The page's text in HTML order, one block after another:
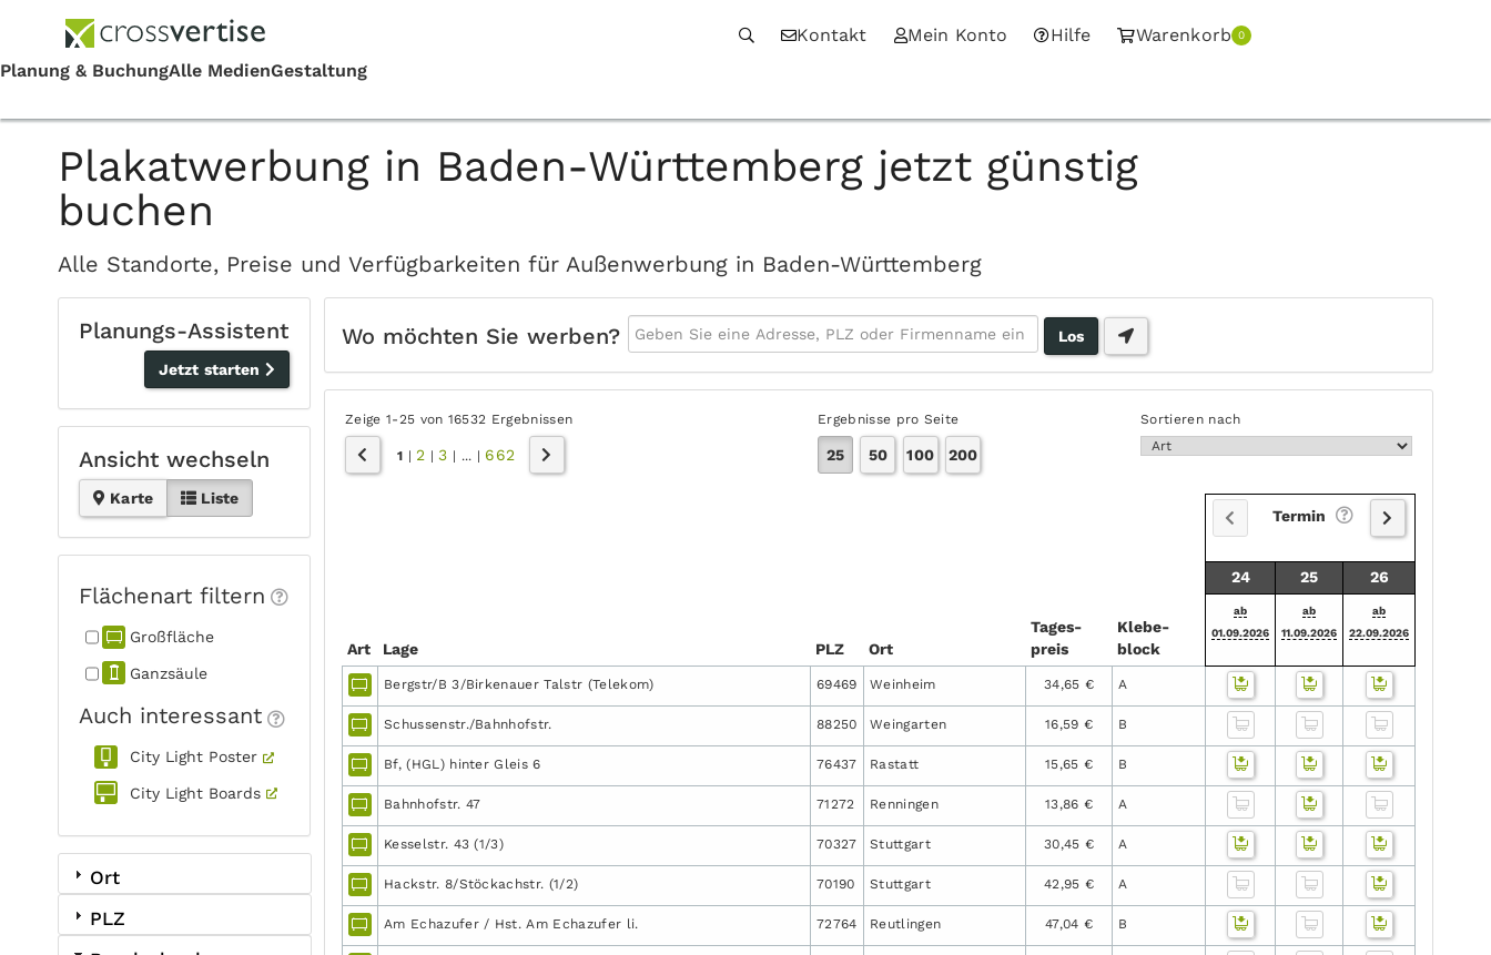
Kontakt Mein Konto Hilfe Warenkorb 0
Plakatwerbung in Baden-Württemberg jetzt günstig
buchen
Alle Standorte, Preise und Verfügbarkeiten für Außenwerbung in Baden-Württemberg
Planungs-Assistent
Jetzt starten
Ansicht wechseln
Karte Liste
Flächenart filtern
Großfläche
Ganzsäule
Auch interessant
City Light Poster
City Light Boards
Ort
PLZ
Wo möchten Sie werben?
Zeige 1-25 von 16532 Ergebnissen Ergebnisse pro Seite Sortieren nach
1 | 2 |3 | ... | 662 25 50 100 200
Art Lage PLZ Ort
Tages­
preis
Klebe­
block
Termin
24 25 26
ab
01.09.2026
ab
11.09.2026
ab
22.09.2026
Bergstr/B 3/Birkenauer Talstr (Telekom) 69469 Weinheim 34,65 € A
Schussenstr./Bahnhofstr. 88250 Weingarten 16,59 € B
Bf, (HGL) hinter Gleis 6 76437 Rastatt 15,65 € B
Bahnhofstr. 47 71272 Renningen 13,86 € A
Kesselstr. 43 (1/3) 70327 Stuttgart 30,45 € A
Hackstr. 8/Stöckachstr. (1/2) 70190 Stuttgart 42,95 € A
Am Echazufer / Hst. Am Echazufer li. 72764 Reutlingen 47,04 € B